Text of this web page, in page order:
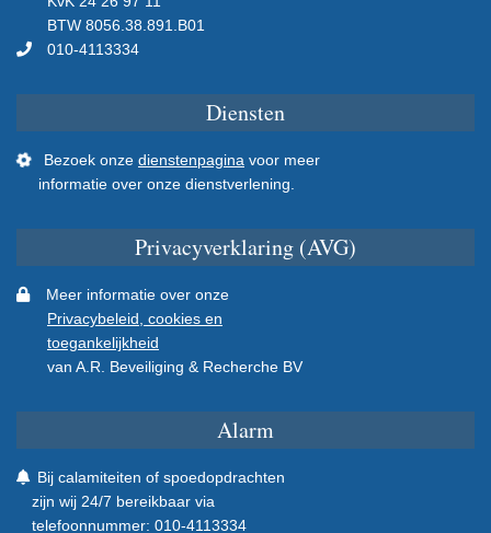
contactformulier
BTW 8056.38.891.B01
010-4113334
Diensten
Bezoek onze dienstenpagina voor meer
informatie over onze dienstverlening.
Privacyverklaring (AVG)
Meer informatie over onze
Privacybeleid, cookies en
toegankelijkheid
van A.R. Beveiliging & Recherche BV
Alarm
Bij calamiteiten of spoedopdrachten
zijn wij 24/7 bereikbaar via
telefoonnummer: 010-4113334